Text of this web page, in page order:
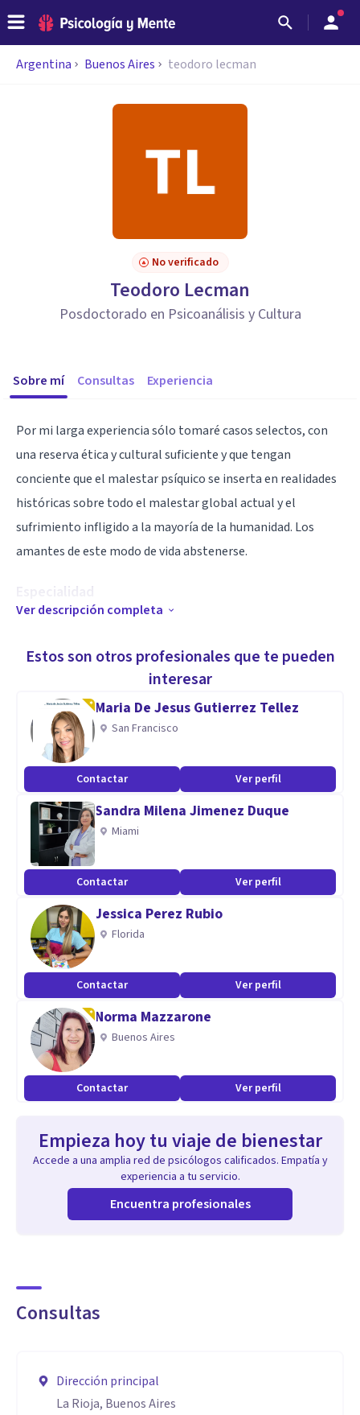
Argentina Buenos Aires teodoro lecman
No verificado
Teodoro Lecman
Posdoctorado en Psicoanálisis y Cultura
Sobre mí Consultas Experiencia
Por mi larga experiencia sólo tomaré casos selectos, con
una reserva ética y cultural suficiente y que tengan
conciente que el malestar psíquico se inserta en realidades
históricas sobre todo el malestar global actual y el
sufrimiento infligido a la mayoría de la humanidad. Los
amantes de este modo de vida abstenerse.
Especialidad
Psicoanálisis
Aptitudes
Etica, cultura y vasto conocimiento de idiomas.
Ver descripción completa
Estos son otros profesionales que te pueden
interesar
Maria De Jesus Gutierrez Tellez
San Francisco
Contactar Ver perfil
Sandra Milena Jimenez Duque
Miami
Contactar Ver perfil
Jessica Perez Rubio
Florida
Contactar Ver perfil
Norma Mazzarone
Buenos Aires
Contactar Ver perfil
Empieza hoy tu viaje de bienestar
Accede a una amplia red de psicólogos calificados. Empatía y
experiencia a tu servicio.
Encuentra profesionales
Consultas
Dirección principal
La Rioja, Buenos Aires